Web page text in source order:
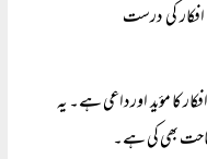
کی درست
کا مؤید اور داعی ہے۔ یہ
بھی کی ہے۔